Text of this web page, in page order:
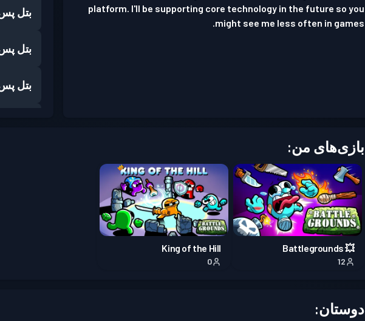
platform. I'll be supporting core technology in the future so you
might see me less often in games.
بتل
بتل
بتل
بازی‌های من:
💥 Battlegrounds
12
King of the Hill
0
دوستان: